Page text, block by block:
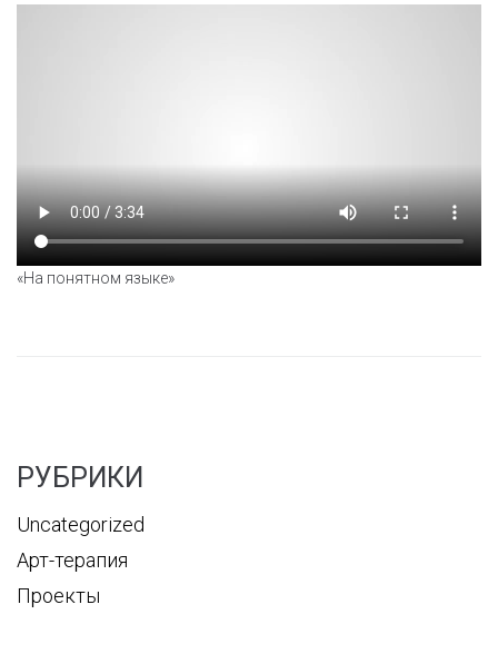
«На понятном языке»
РУБРИКИ
Uncategorized
Арт-терапия
Проекты